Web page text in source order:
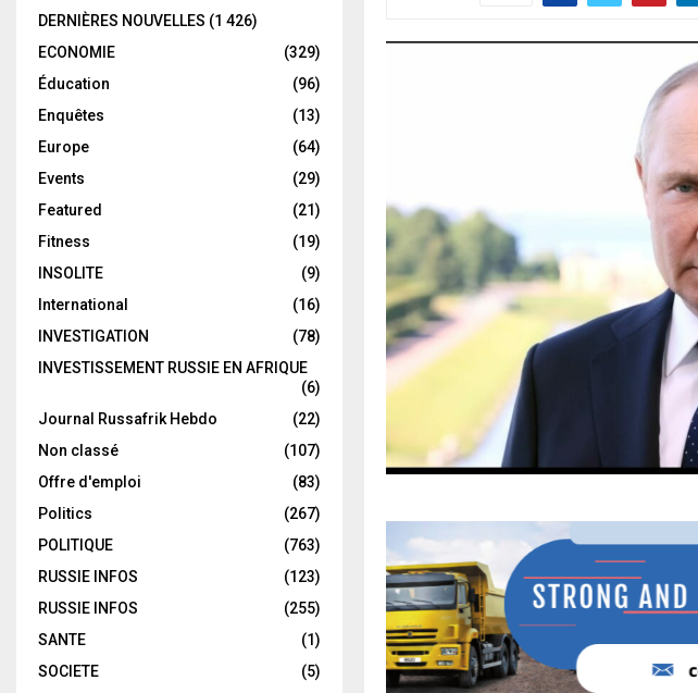
DERNIÈRES NOUVELLES (1 426)
ECONOMIE
(329)
Éducation
(96)
Enquêtes
(13)
Europe
(64)
Events
(29)
Featured
(21)
Fitness
(19)
INSOLITE
(9)
International
(16)
INVESTIGATION
(78)
INVESTISSEMENT RUSSIE EN AFRIQUE
(6)
Journal Russafrik Hebdo
(22)
Non classé
(107)
Offre d'emploi
(83)
Politics
(267)
POLITIQUE
(763)
RUSSIE INFOS
(123)
RUSSIE INFOS
(255)
SANTE
(1)
SOCIETE
(5)